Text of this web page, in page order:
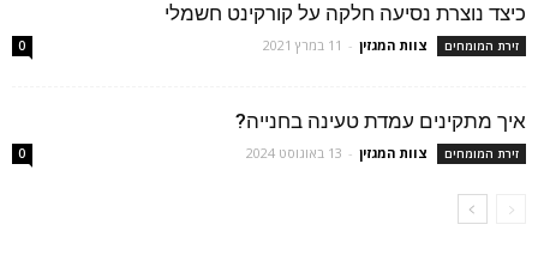
כיצד נוצרת נסיעה חלקה על קורקינט חשמלי
זירת המומחים צוות המגזין - 11 במרץ 2021 0
איך מתקינים עמדת טעינה בחנייה?
זירת המומחים צוות המגזין - 13 באוגוסט 2024 0